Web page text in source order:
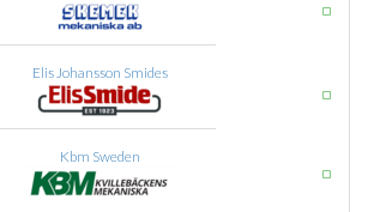
Elis Johansson Smides
Kbm Sweden